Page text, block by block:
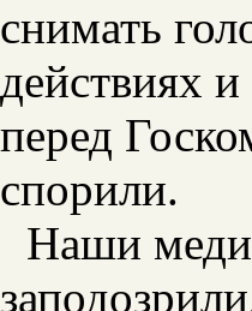
снимать
действиях
перед
спорили.
Наши